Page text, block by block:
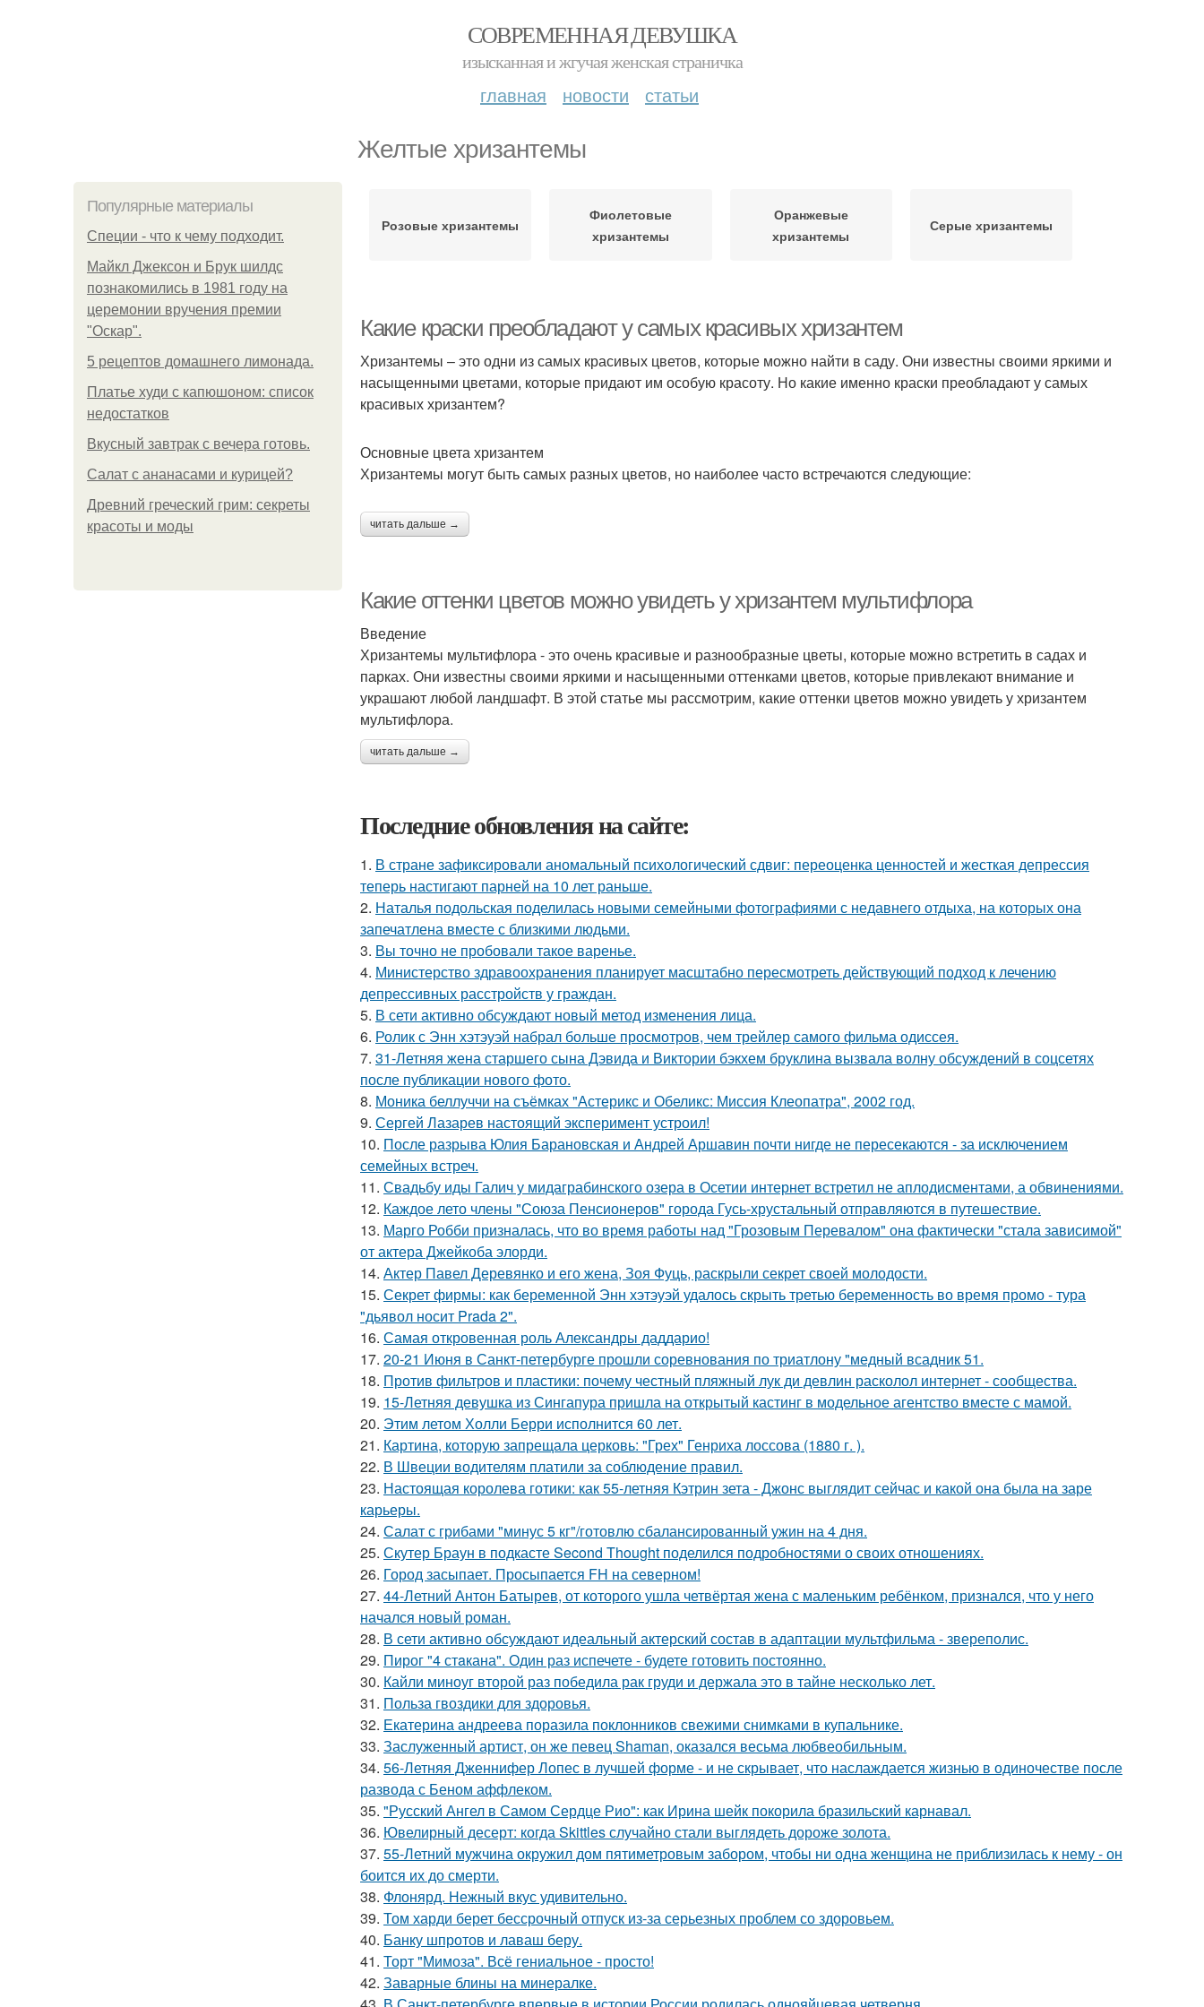
СОВРЕМЕННАЯ ДЕВУШКА
изысканная и жгучая женская страничка
главная новости статьи
Желтые хризантемы
Популярные материалы
Специи - что к чему подходит.
Майкл Джексон и Брук шилдс
познакомились в 1981 году на
церемонии вручения премии
"Оскар".
5 рецептов домашнего лимонада.
Платье худи с капюшоном: список
недостатков
Вкусный завтрак с вечера готовь.
Салат с ананасами и курицей?
Древний греческий грим: секреты
красоты и моды
Розовые хризантемы
Фиолетовые
хризантемы
Оранжевые
хризантемы
Серые хризантемы
Какие краски преобладают у самых красивых хризантем
Хризантемы – это одни из самых красивых цветов, которые можно найти в саду. Они известны своими яркими и
насыщенными цветами, которые придают им особую красоту. Но какие именно краски преобладают у самых
красивых хризантем?
Основные цвета хризантем
Хризантемы могут быть самых разных цветов, но наиболее часто встречаются следующие:
читать дальше →
Какие оттенки цветов можно увидеть у хризантем мультифлора
Введение
Хризантемы мультифлора - это очень красивые и разнообразные цветы, которые можно встретить в садах и
парках. Они известны своими яркими и насыщенными оттенками цветов, которые привлекают внимание и
украшают любой ландшафт. В этой статье мы рассмотрим, какие оттенки цветов можно увидеть у хризантем
мультифлора.
читать дальше →
Последние обновления на сайте:
1. В стране зафиксировали аномальный психологический сдвиг: переоценка ценностей и жесткая депрессия
теперь настигают парней на 10 лет раньше.
2. Наталья подольская поделилась новыми семейными фотографиями с недавнего отдыха, на которых она
запечатлена вместе с близкими людьми.
3. Вы точно не пробовали такое варенье.
4. Министерство здравоохранения планирует масштабно пересмотреть действующий подход к лечению
депрессивных расстройств у граждан.
5. В сети активно обсуждают новый метод изменения лица.
6. Ролик с Энн хэтэуэй набрал больше просмотров, чем трейлер самого фильма одиссея.
7. 31-Летняя жена старшего сына Дэвида и Виктории бэкхем бруклина вызвала волну обсуждений в соцсетях
после публикации нового фото.
8. Моника беллуччи на съёмках "Астерикс и Обеликс: Миссия Клеопатра", 2002 год.
9. Сергей Лазарев настоящий эксперимент устроил!
10. После разрыва Юлия Барановская и Андрей Аршавин почти нигде не пересекаются - за исключением
семейных встреч.
11. Свадьбу иды Галич у мидаграбинского озера в Осетии интернет встретил не аплодисментами, а обвинениями.
12. Каждое лето члены "Союза Пенсионеров" города Гусь-хрустальный отправляются в путешествие.
13. Марго Робби призналась, что во время работы над "Грозовым Перевалом" она фактически "стала зависимой"
от актера Джейкоба элорди.
14. Актер Павел Деревянко и его жена, Зоя Фуць, раскрыли секрет своей молодости.
15. Секрет фирмы: как беременной Энн хэтэуэй удалось скрыть третью беременность во время промо - тура
"дьявол носит Prada 2".
16. Самая откровенная роль Александры даддарио!
17. 20-21 Июня в Санкт-петербурге прошли соревнования по триатлону "медный всадник 51.
18. Против фильтров и пластики: почему честный пляжный лук ди девлин расколол интернет - сообщества.
19. 15-Летняя девушка из Сингапура пришла на открытый кастинг в модельное агентство вместе с мамой.
20. Этим летом Холли Берри исполнится 60 лет.
21. Картина, которую запрещала церковь: "Грех" Генриха лоссова (1880 г. ).
22. В Швеции водителям платили за соблюдение правил.
23. Настоящая королева готики: как 55-летняя Кэтрин зета - Джонс выглядит сейчас и какой она была на заре
карьеры.
24. Салат с грибами "минус 5 кг"/готовлю сбалансированный ужин на 4 дня.
25. Скутер Браун в подкасте Second Thought поделился подробностями о своих отношениях.
26. Город засыпает. Просыпается FH на северном!
27. 44-Летний Антон Батырев, от которого ушла четвёртая жена с маленьким ребёнком, признался, что у него
начался новый роман.
28. В сети активно обсуждают идеальный актерский состав в адаптации мультфильма - звереполис.
29. Пирог "4 стaкана". Один раз испечете - будете готовить постоянно.
30. Кайли миноуг второй раз победила рак груди и держала это в тайне несколько лет.
31. Польза гвоздики для здоровья.
32. Екатерина андреева поразила поклонников свежими снимками в купальнике.
33. Заслуженный артист, он же певец Shaman, оказался весьма любвеобильным.
34. 56-Летняя Дженнифер Лопес в лучшей форме - и не скрывает, что наслаждается жизнью в одиночестве после
развода с Беном аффлеком.
35. "Русский Ангел в Самом Сердце Рио": как Ирина шейк покорила бразильский карнавал.
36. Ювелирный десерт: когда Skittles случайно стали выглядеть дороже золота.
37. 55-Летний мужчина окружил дом пятиметровым забором, чтобы ни одна женщина не приблизилась к нему - он
боится их до смерти.
38. Флонярд. Нежный вкус удивительно.
39. Том харди берет бессрочный отпуск из-за серьезных проблем со здоровьем.
40. Банку шпротов и лаваш беру.
41. Торт "Мимоза". Всё гениальное - просто!
42. Заварные блины на минералке.